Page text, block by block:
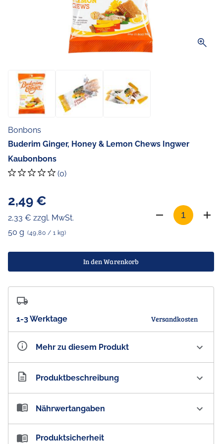
zoom_in
Bonbons
Buderim Ginger, Honey & Lemon Chews Ingwer
Kaubonbons
(0)
2,49 €
2,33 € zzgl. MwSt.
50 g (49,80 / 1 kg)
In den Warenkorb
1-3 Werktage Versandkosten
Mehr zu diesem Produkt
Artikelnummer AU100410
Produktbeschreibung
Buderim Ginger, Honey & Lemon Chews Ingwer
Wie alle guten Dinge von Buderim Ginger sind die
Nährwertangaben
Nährwertangaben:
Produktsicherheit